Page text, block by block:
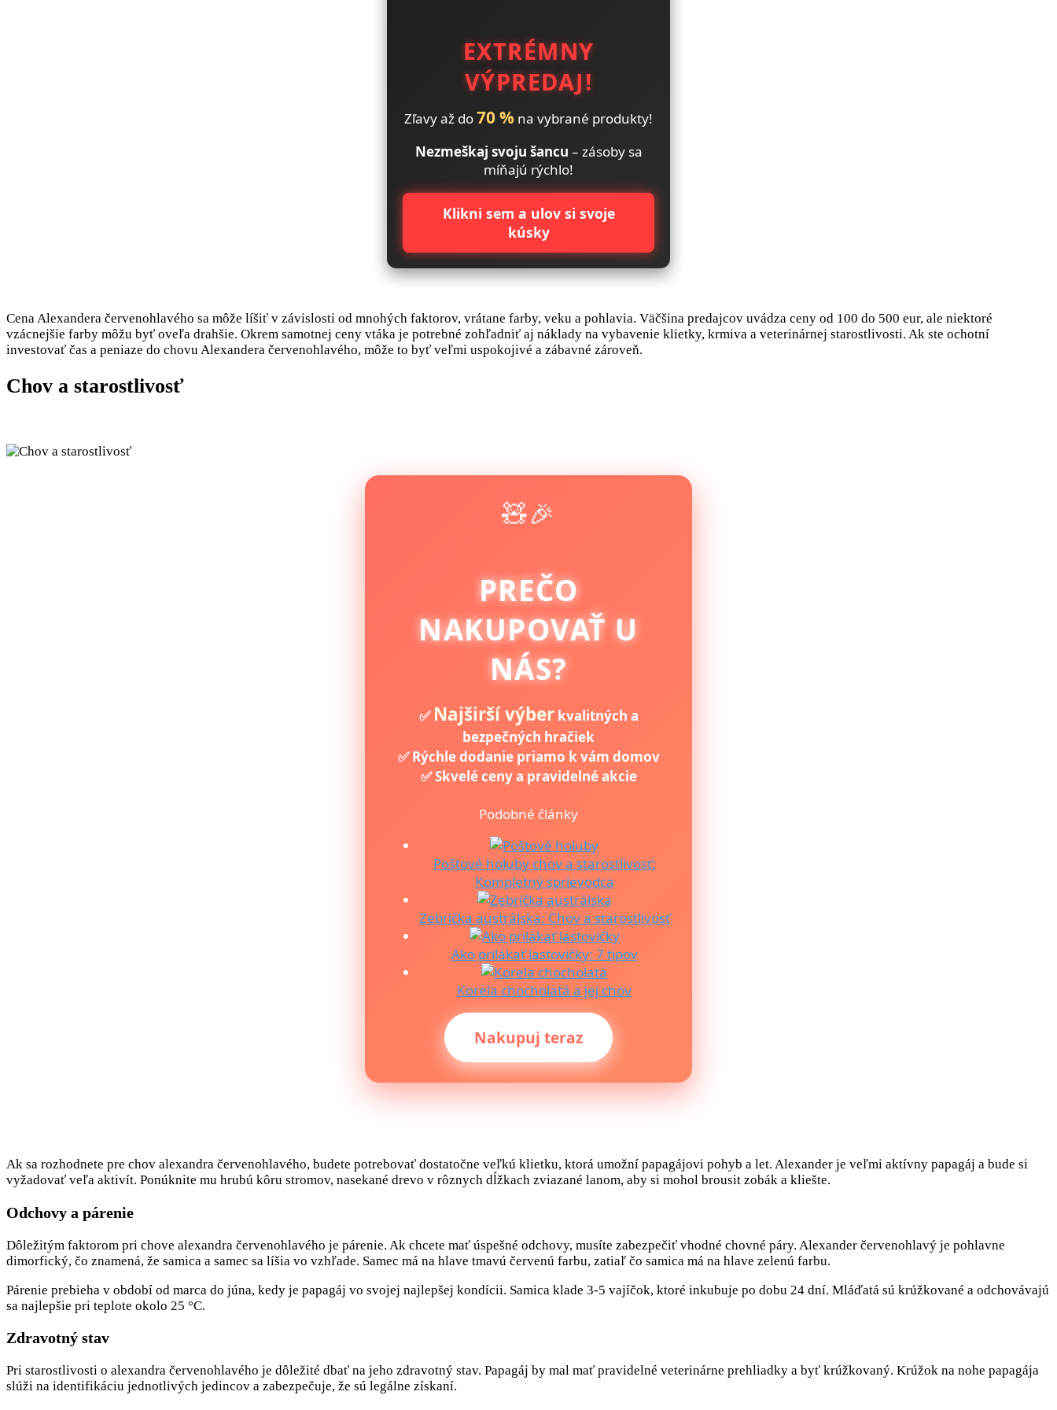
EXTRÉMNY
VÝPREDAJ!
Zľavy až do70 % na vybrané produkty!
Nezmeškaj svoju šancu – zásoby sa
míňajú rýchlo!
Klikni sem a ulov si svoje
kúsky
Cena Alexandera červenohlavého sa môže líšiť v závislosti od mnohých faktorov, vrátane farby, veku a pohlavia. Väčšina predajcov uvádza ceny od 100 do 500 eur, ale niektoré
vzácnejšie farby môžu byť oveľa drahšie. Okrem samotnej ceny vtáka je potrebné zohľadniť aj náklady na vybavenie klietky, krmiva a veterinárnej starostlivosti. Ak ste ochotní
investovať čas a peniaze do chovu Alexandera červenohlavého, môže to byť veľmi uspokojivé a zábavné zároveň.
Chov a starostlivosť
🧸🎉
PREČO
NAKUPOVAŤ U
NÁS?
✅ Najširší výberkvalitných a
bezpečných hračiek
✅ Rýchle dodanie priamo k vám domov
✅ Skvelé ceny a pravidelné akcie
Podobné články
Poštové holuby chov a starostlivosť:
Kompletný sprievodca
Zebrička austrálska: Chov a starostlivosť
Ako prilákať lastovičky: 7 tipov
Korela chocholatá a jej chov
Nakupuj teraz
Ak sa rozhodnete pre chov alexandra červenohlavého, budete potrebovať dostatočne veľkú klietku, ktorá umožní papagájovi pohyb a let. Alexander je veľmi aktívny papagáj a bude si
vyžadovať veľa aktivít. Ponúknite mu hrubú kôru stromov, nasekané drevo v rôznych dĺžkach zviazané lanom, aby si mohol brousit zobák a kliešte.
Odchovy a párenie
Dôležitým faktorom pri chove alexandra červenohlavého je párenie. Ak chcete mať úspešné odchovy, musíte zabezpečiť vhodné chovné páry. Alexander červenohlavý je pohlavne
dimorfický, čo znamená, že samica a samec sa líšia vo vzhľade. Samec má na hlave tmavú červenú farbu, zatiaľ čo samica má na hlave zelenú farbu.
Párenie prebieha v období od marca do júna, kedy je papagáj vo svojej najlepšej kondícii. Samica klade 3-5 vajíčok, ktoré inkubuje po dobu 24 dní. Mláďatá sú krúžkované a odchovávajú
sa najlepšie pri teplote okolo 25 °C.
Zdravotný stav
Pri starostlivosti o alexandra červenohlavého je dôležité dbať na jeho zdravotný stav. Papagáj by mal mať pravidelné veterinárne prehliadky a byť krúžkovaný. Krúžok na nohe papagája
slúži na identifikáciu jednotlivých jedincov a zabezpečuje, že sú legálne získaní.